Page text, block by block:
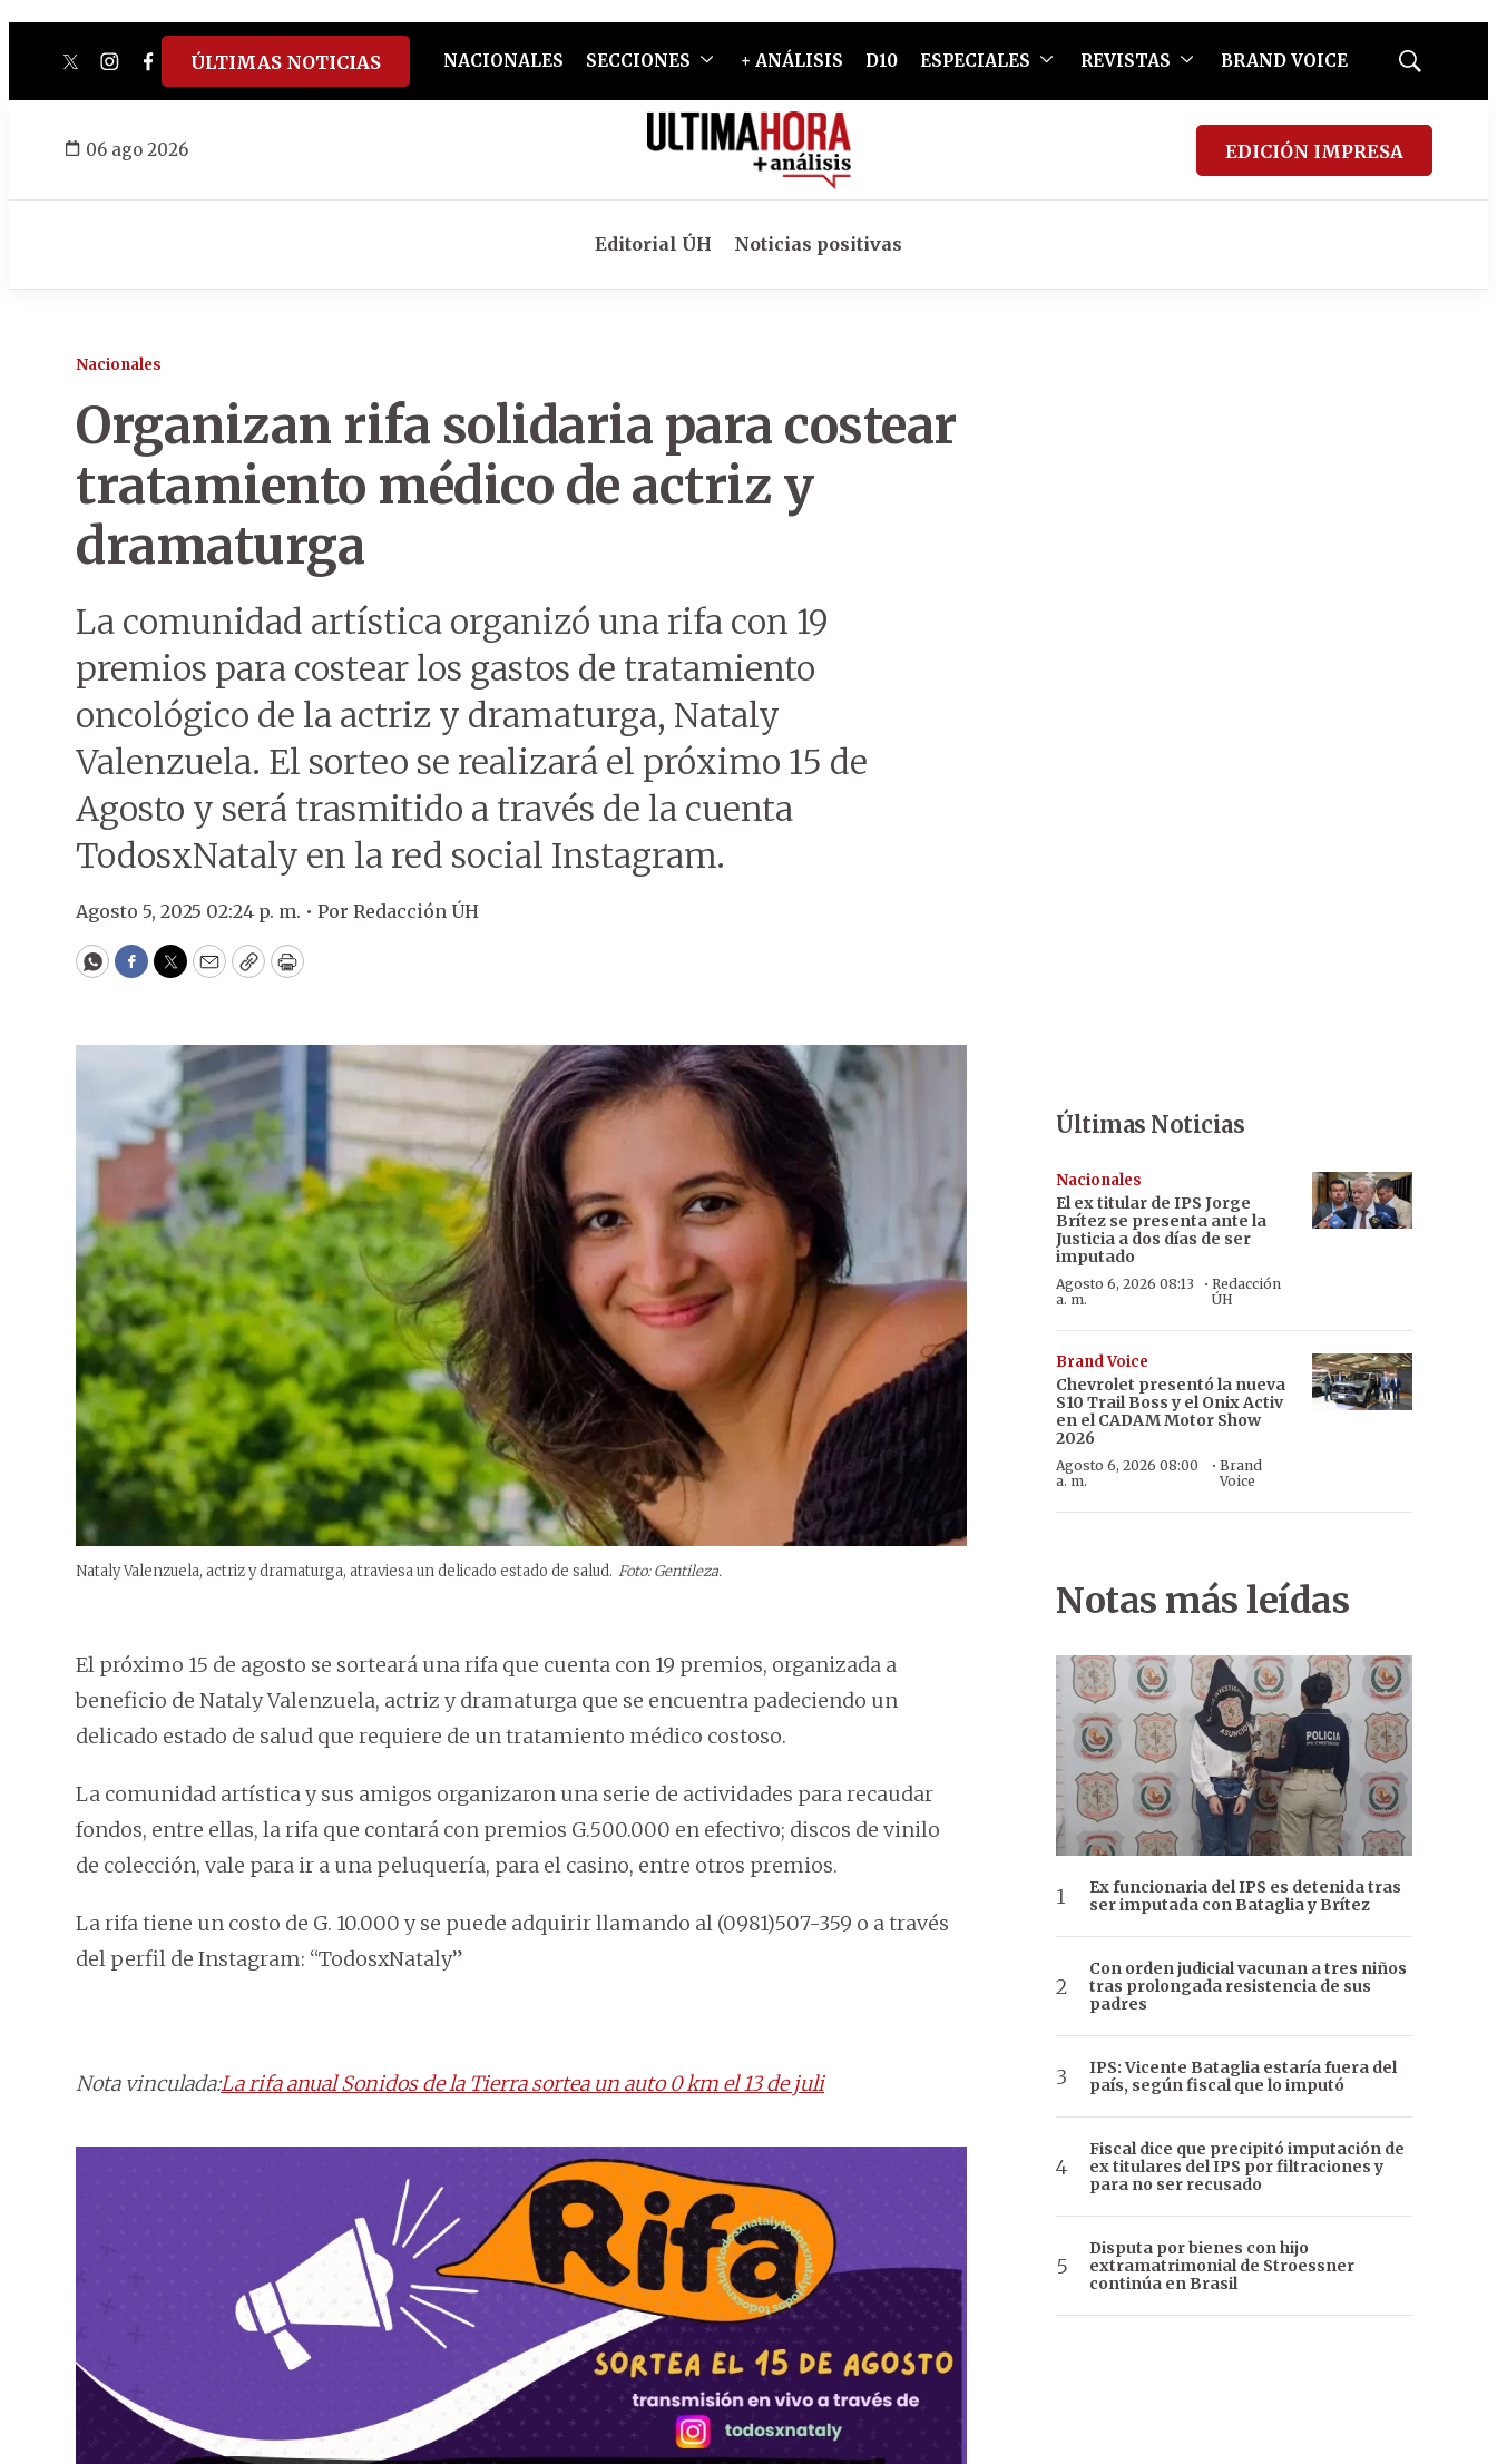
twitterinstagram
facebook
tiktokyoutube
spotify
ÚLTIMAS NOTICIAS NACIONALES SECCIONES + ANÁLISIS D10 ESPECIALES REVISTAS BRAND VOICE
Mostrar
06 ago 2026 EDICIÓN IMPRESA
Editorial ÚH Noticias positivas
Nacionales
Organizan rifa solidaria para costear
tratamiento médico de actriz y
dramaturga
La comunidad artística organizó una rifa con 19
premios para costear los gastos de tratamiento
oncológico de la actriz y dramaturga, Nataly
Valenzuela. El sorteo se realizará el próximo 15 de
Agosto y será trasmitido a través de la cuenta
TodosxNataly en la red social Instagram.
Agosto 5, 2025 02:24 p. m. • Por Redacción ÚH
WhatsApp
Facebook
Twitter
EmailCopyPrint
Nataly Valenzuela, actriz y dramaturga, atraviesa un delicado estado de salud. Foto: Gentileza.
El próximo 15 de agosto se sorteará una rifa que cuenta con 19 premios, organizada a
beneficio de Nataly Valenzuela, actriz y dramaturga que se encuentra padeciendo un
delicado estado de salud que requiere de un tratamiento médico costoso.
La comunidad artística y sus amigos organizaron una serie de actividades para recaudar
fondos, entre ellas, la rifa que contará con premios G.500.000 en efectivo; discos de vinilo
de colección, vale para ir a una peluquería, para el casino, entre otros premios.
La rifa tiene un costo de G. 10.000 y se puede adquirir llamando al (0981)507-359 o a través
del perfil de Instagram: “TodosxNataly”
Nota vinculada:La rifa anual Sonidos de la Tierra sortea un auto 0 km el 13 de juli
Últimas Noticias
Nacionales
El ex titular de IPS Jorge
Brítez se presenta ante la
Justicia a dos días de ser
imputado
Agosto 6, 2026 08:13
a. m.
· Redacción
ÚH
Brand Voice
Chevrolet presentó la nueva
S10 Trail Boss y el Onix Activ
en el CADAM Motor Show
2026
Agosto 6, 2026 08:00
a. m.
·Brand
Voice
Notas más leídas
Ex funcionaria del IPS es detenida tras
ser imputada con Bataglia y Brítez
Con orden judicial vacunan a tres niños
tras prolongada resistencia de sus
padres
IPS: Vicente Bataglia estaría fuera del
país, según fiscal que lo imputó
Fiscal dice que precipitó imputación de
ex titulares del IPS por filtraciones y
para no ser recusado
Disputa por bienes con hijo
extramatrimonial de Stroessner
continúa en Brasil